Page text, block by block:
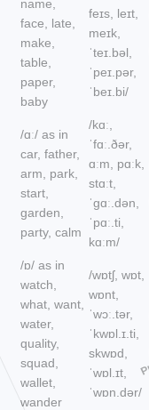
name,
face, late,
make,
table,
paper,
baby
feɪs, leɪt,
meɪk,
ˈteɪ.bəl,
ˈpeɪ.pər,
ˈbeɪ.bi/
/ɑː/ as in
car, father,
arm, park,
start,
garden,
party, calm
/kɑː,
ˈfɑː.ðər,
ɑːm, pɑːk,
stɑːt,
ˈɡɑː.dən,
ˈpɑː.ti,
kɑːm/
/ɒ/ as in
watch,
what, want,
water,
quality,
squad,
wallet,
wander
/wɒtʃ, wɒt,
wɒnt,
ˈwɔː.tər,
ˈkwɒl.ɪ.ti,
skwɒd,
ˈwɒl.ɪt,
ˈwɒn.dər/